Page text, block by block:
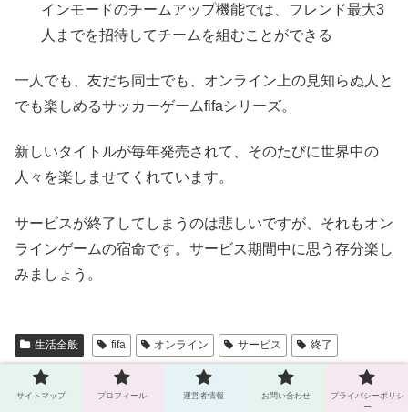
インモードのチームアップ機能では、フレンド最大3
人までを招待してチームを組むことができる
一人でも、友だち同士でも、オンライン上の見知らぬ人と
でも楽しめるサッカーゲームfifaシリーズ。
新しいタイトルが毎年発売されて、そのたびに世界中の
人々を楽しませてくれています。
サービスが終了してしまうのは悲しいですが、それもオン
ラインゲームの宿命です。サービス期間中に思う存分楽し
みましょう。
生活全般 fifa オンライン サービス 終了
テル
サイトマップ プロフィール 運営者情報 お問い合わせ
プライバシーポリシ
ー